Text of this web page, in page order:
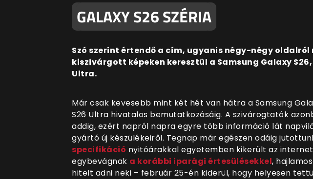
GALAXY S26 SZÉRIA
Szó szerint értendő a cím, ugyanis négy-négy
kiszivárgott képeken keresztül a Samsung Galaxy S26,
Ultra.
Már csak kevesebb mint két hét van hátra a Samsung
S26 Ultra hivatalos bemutatkozásáig. A szivárogtatók
addig, ezért napról napra egyre több információ lát
gyártó új készülékeiről. Tegnap már egészen odáig
specifikáció nyitóárakkal egyetemben kikerült az
egybevágnak a korábbi iparági értesülésekkel,
hitelt adni neki – február 25-én kiderül, hogy helyesen